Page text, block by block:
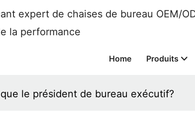
expert de chaises de bureau OEM/
la performance
Home Produits
le président de bureau exécutif?